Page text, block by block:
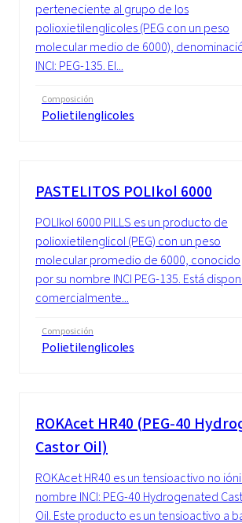
perteneciente al grupo de los
polioxietilenglicoles (PEG con un peso
molecular medio de 6000),
INCI: PEG-135. El...
Composición
Polietilenglicoles
PASTELITOS POLIkol 6000
POLIkol 6000 PILLS es un producto de
polioxietilenglicol (PEG) con un peso
molecular promedio de 6000, conocido
por su nombre INCI PEG-135. Está
comercialmente...
Composición
Polietilenglicoles
ROKAcet HR40 (PEG-40
Castor Oil)
ROKAcet HR40 es un tensioactivo no
nombre INCI: PEG-40 Hydrogenated
Oil. Este producto es un tensioactivo a